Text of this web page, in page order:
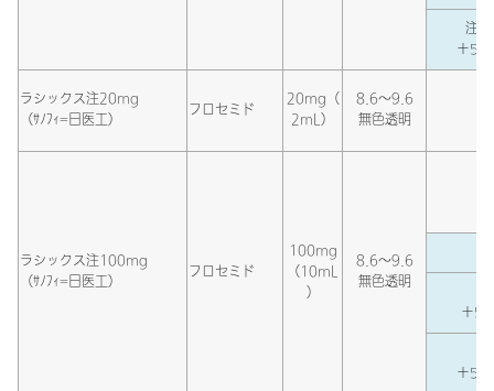
注
＋5
ラシックス注20mg
（ｻﾉﾌｨ=日医工）
フロセミド
20mg（
2mL）
8.6～9.6
無色透明
ラシックス注100mg
（ｻﾉﾌｨ=日医工）
フロセミド
100mg
（10mL
）
8.6～9.6
無色透明
＋5
＋5